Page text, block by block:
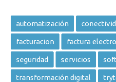
automatización
facturacion factura
seguridad servicios
transformación digital